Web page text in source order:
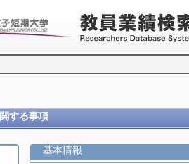
する事項
基本情報